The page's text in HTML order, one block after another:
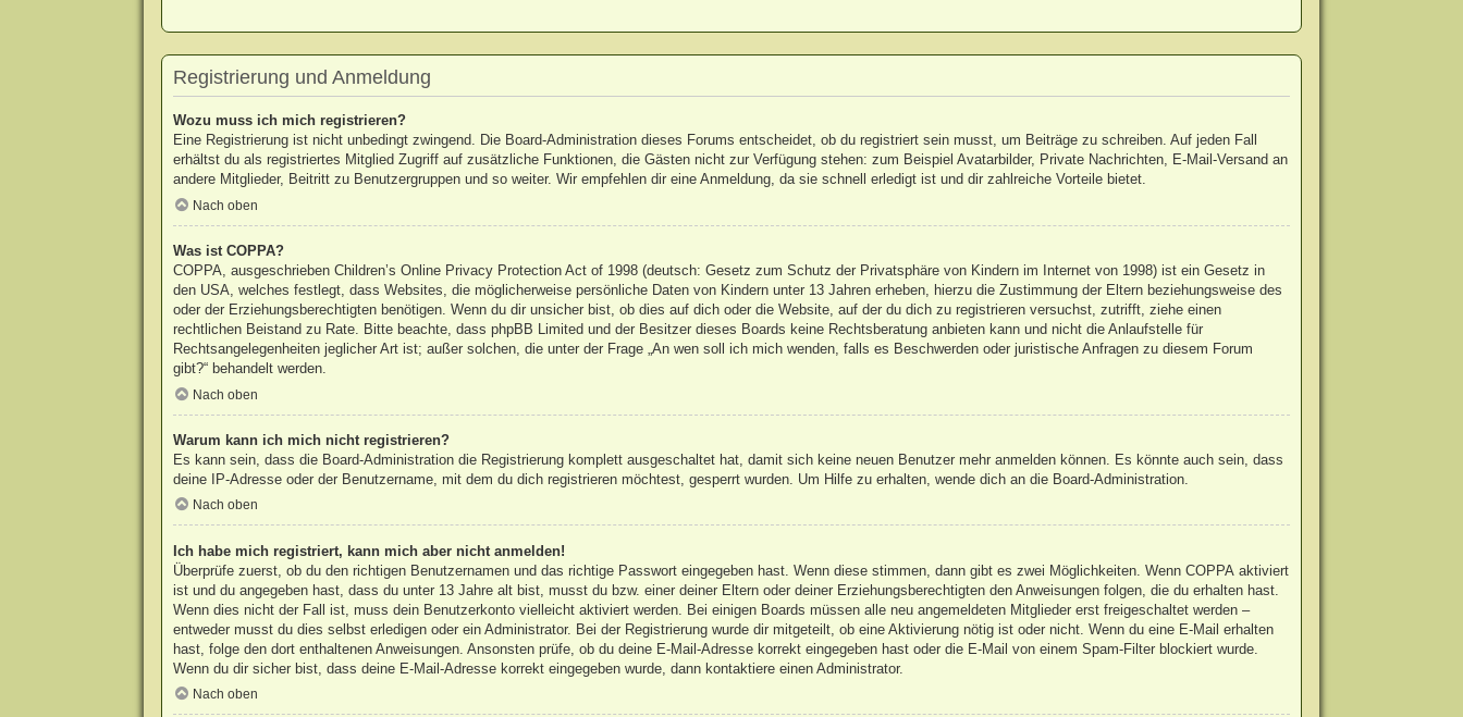
Registrierung und Anmeldung
Wozu muss ich mich registrieren?
Eine Registrierung ist nicht unbedingt zwingend. Die Board-Administration dieses Forums entscheidet, ob du registriert sein musst, um Beiträge zu schreiben. Auf jeden Fall
erhältst du als registriertes Mitglied Zugriff auf zusätzliche Funktionen, die Gästen nicht zur Verfügung stehen: zum Beispiel Avatarbilder, Private Nachrichten, E-Mail-Versand an
andere Mitglieder, Beitritt zu Benutzergruppen und so weiter. Wir empfehlen dir eine Anmeldung, da sie schnell erledigt ist und dir zahlreiche Vorteile bietet.
Nach oben
Was ist COPPA?
COPPA, ausgeschrieben Children’s Online Privacy Protection Act of 1998 (deutsch: Gesetz zum Schutz der Privatsphäre von Kindern im Internet von 1998) ist ein Gesetz in
den USA, welches festlegt, dass Websites, die möglicherweise persönliche Daten von Kindern unter 13 Jahren erheben, hierzu die Zustimmung der Eltern beziehungsweise des
oder der Erziehungsberechtigten benötigen. Wenn du dir unsicher bist, ob dies auf dich oder die Website, auf der du dich zu registrieren versuchst, zutrifft, ziehe einen
rechtlichen Beistand zu Rate. Bitte beachte, dass phpBB Limited und der Besitzer dieses Boards keine Rechtsberatung anbieten kann und nicht die Anlaufstelle für
Rechtsangelegenheiten jeglicher Art ist; außer solchen, die unter der Frage „An wen soll ich mich wenden, falls es Beschwerden oder juristische Anfragen zu diesem Forum
gibt?“ behandelt werden.
Nach oben
Warum kann ich mich nicht registrieren?
Es kann sein, dass die Board-Administration die Registrierung komplett ausgeschaltet hat, damit sich keine neuen Benutzer mehr anmelden können. Es könnte auch sein, dass
deine IP-Adresse oder der Benutzername, mit dem du dich registrieren möchtest, gesperrt wurden. Um Hilfe zu erhalten, wende dich an die Board-Administration.
Nach oben
Ich habe mich registriert, kann mich aber nicht anmelden!
Überprüfe zuerst, ob du den richtigen Benutzernamen und das richtige Passwort eingegeben hast. Wenn diese stimmen, dann gibt es zwei Möglichkeiten. Wenn COPPA aktiviert
ist und du angegeben hast, dass du unter 13 Jahre alt bist, musst du bzw. einer deiner Eltern oder deiner Erziehungsberechtigten den Anweisungen folgen, die du erhalten hast.
Wenn dies nicht der Fall ist, muss dein Benutzerkonto vielleicht aktiviert werden. Bei einigen Boards müssen alle neu angemeldeten Mitglieder erst freigeschaltet werden –
entweder musst du dies selbst erledigen oder ein Administrator. Bei der Registrierung wurde dir mitgeteilt, ob eine Aktivierung nötig ist oder nicht. Wenn du eine E-Mail erhalten
hast, folge den dort enthaltenen Anweisungen. Ansonsten prüfe, ob du deine E-Mail-Adresse korrekt eingegeben hast oder die E-Mail von einem Spam-Filter blockiert wurde.
Wenn du dir sicher bist, dass deine E-Mail-Adresse korrekt eingegeben wurde, dann kontaktiere einen Administrator.
Nach oben